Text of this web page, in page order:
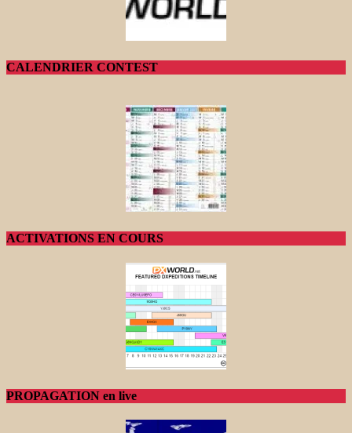
CALENDRIER CONTEST
ACTIVATIONS EN COURS
PROPAGATION en live